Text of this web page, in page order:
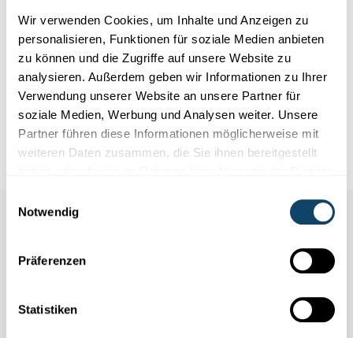
Wir verwenden Cookies, um Inhalte und Anzeigen zu
personalisieren, Funktionen für soziale Medien anbieten
zu können und die Zugriffe auf unsere Website zu
analysieren. Außerdem geben wir Informationen zu Ihrer
Verwendung unserer Website an unsere Partner für
soziale Medien, Werbung und Analysen weiter. Unsere
Partner führen diese Informationen möglicherweise mit
weiteren Daten zusammen, die Sie ihnen bereitgestellt
Notwendig
Präferenzen
Statistiken
Wissen
WELCHE JOBS GIBT ES IN DER WISSENSCHAFT?
Der Beruf des Astrophysikers
Der Astrophysiker steht mit beiden Beinen auf der Erde und hat
den Kopf in den Wolken. Er ist Spezialist für die Bewegu...
Auch in dieser Rubrik